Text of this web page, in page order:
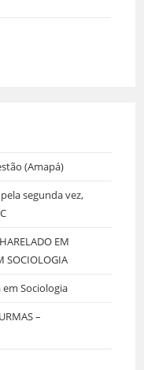
(Amapá)
segunda vez,
EM
SOCIOLOGIA
em Sociologia
–